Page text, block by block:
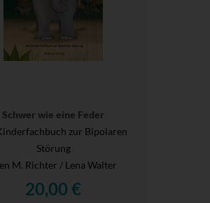
Schwer wie eine Feder
zur Bipolaren
Störung
M. Richter / Lena Walter
20,00 €